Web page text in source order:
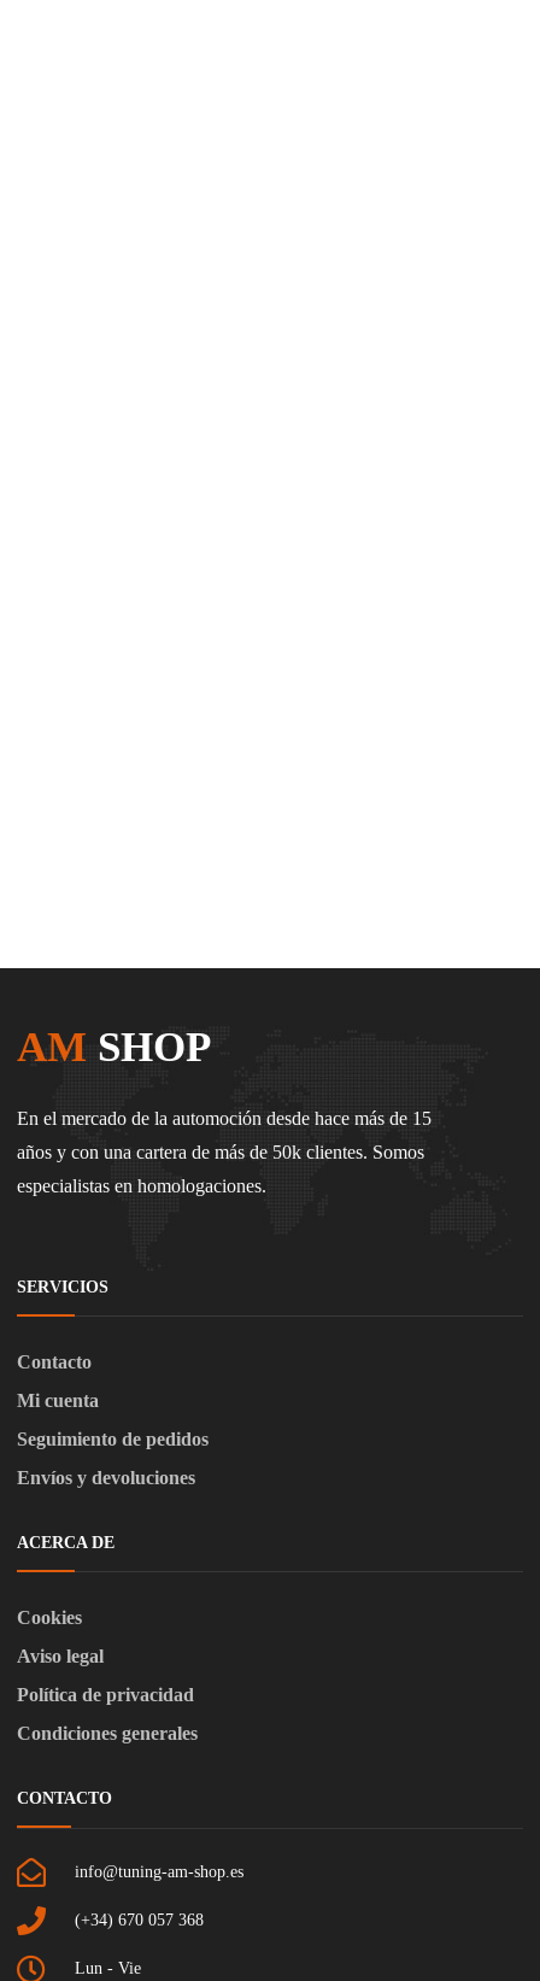
AM SHOP
En el mercado de la automoción desde hace más de 15
años y con una cartera de más de 50k clientes. Somos
especialistas en homologaciones.
SERVICIOS
Contacto
Mi cuenta
Seguimiento de pedidos
Envíos y devoluciones
ACERCA DE
Cookies
Aviso legal
Política de privacidad
Condiciones generales
CONTACTO
info@tuning-am-shop.es
(+34) 670 057 368
Lun - Vie